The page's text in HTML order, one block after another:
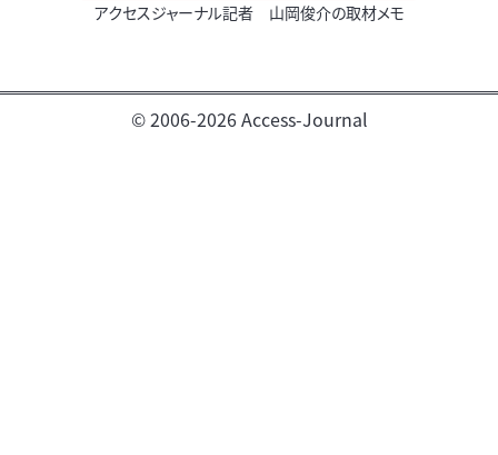
アクセスジャーナル記者 山岡俊介の取材メモ
© 2006-2026 Access-Journal